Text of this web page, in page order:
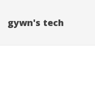
gywn's tech